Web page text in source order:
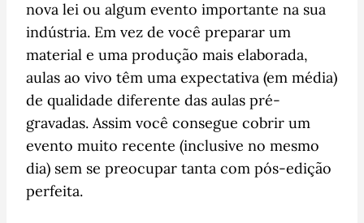
nova lei ou algum evento importante na sua
indústria. Em vez de você preparar um
material e uma produção mais elaborada,
aulas ao vivo têm uma expectativa (em média)
de qualidade diferente das aulas pré-
gravadas. Assim você consegue cobrir um
evento muito recente (inclusive no mesmo
dia) sem se preocupar tanta com pós-edição
perfeita.